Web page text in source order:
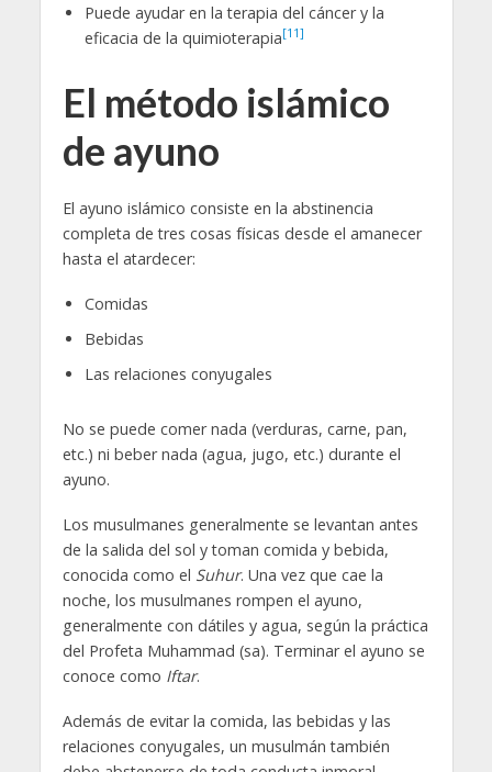
Puede ayudar en la terapia del cáncer y la
eficacia de la quimioterapia[11]
El método islámico
de ayuno
El ayuno islámico consiste en la abstinencia
completa de tres cosas físicas desde el amanecer
hasta el atardecer:
Comidas
Bebidas
Las relaciones conyugales
No se puede comer nada (verduras, carne, pan,
etc.) ni beber nada (agua, jugo, etc.) durante el
ayuno.
Los musulmanes generalmente se levantan antes
de la salida del sol y toman comida y bebida,
conocida como el Suhur. Una vez que cae la
noche, los musulmanes rompen el ayuno,
generalmente con dátiles y agua, según la práctica
del Profeta Muhammad (sa). Terminar el ayuno se
conoce como Iftar.
Además de evitar la comida, las bebidas y las
relaciones conyugales, un musulmán también